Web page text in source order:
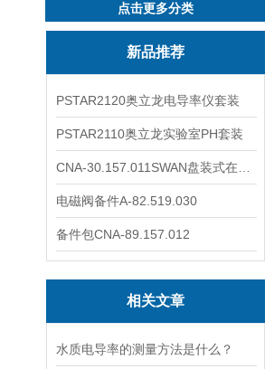
点击更多分类
新品推荐
PSTAR2120奥立龙电导率仪套装
PSTAR2110奥立龙实验室PH套装
电磁阀备件A-82.519.030
备件包CNA-89.157.012
相关文章
水质电导率的测量方法是什么？